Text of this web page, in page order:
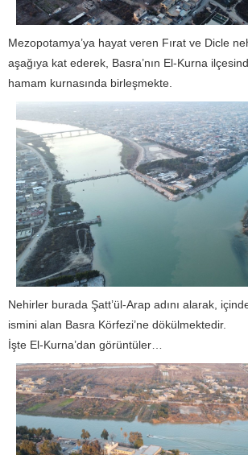
Mezopotamya’ya hayat veren Fırat ve Dicle
aşağıya kat ederek, Basra’nın El-Kurna
hamam kurnasında birleşmekte.
Nehirler burada Şatt’ül-Arap adını alarak,
ismini alan Basra Körfezi’ne dökülmektedir.
İşte El-Kurna’dan görüntüler…